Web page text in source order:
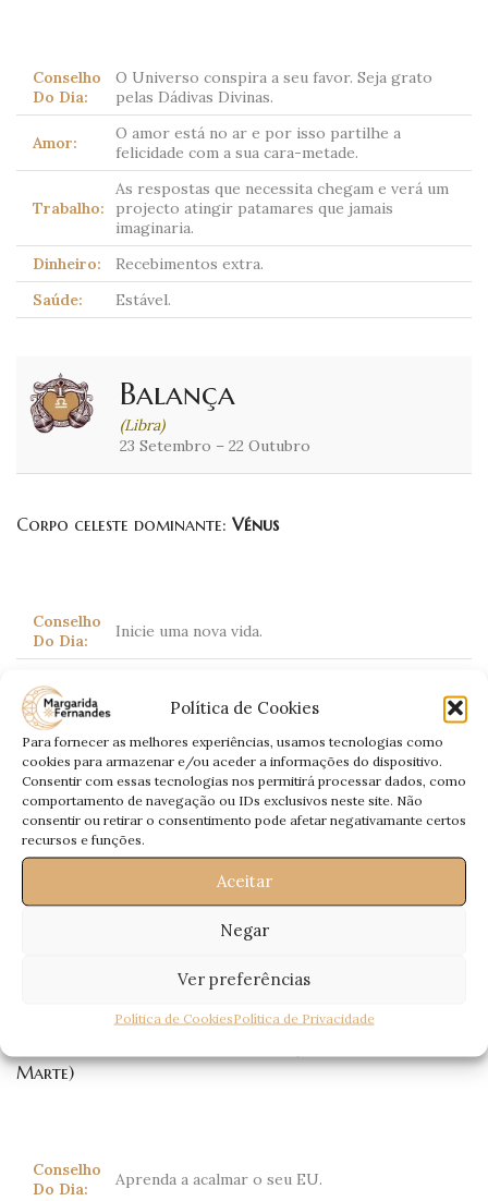
Política de Cookies
Para fornecer as melhores experiências, usamos tecnologias como
cookies para armazenar e/ou aceder a informações do dispositivo.
Consentir com essas tecnologias nos permitirá processar dados, como
comportamento de navegação ou IDs exclusivos neste site. Não
consentir ou retirar o consentimento pode afetar negativamante certos
recursos e funções.
Aceitar
Negar
Ver preferências
Política de CookiesPolítica de Privacidade
Conselho
Do Dia:
O Universo conspira a seu favor. Seja grato
pelas Dádivas Divinas.
Amor:
O amor está no ar e por isso partilhe a
felicidade com a sua cara-metade.
Trabalho:
As respostas que necessita chegam e verá um
projecto atingir patamares que jamais
imaginaria.
Dinheiro:
Recebimentos extra.
Saúde:
Estável.
Balança
(Libra)
23 Setembro – 22 Outubro
Corpo celeste dominante: Vénus
Conselho
Do Dia:
Inicie uma nova vida.
Amor:
amoroso que poderão dar notícias. No
entanto gira a sua vida em função do presente.
Trabalho: Dê boas vindas a novos projectos.
Dinheiro:
Acabe com despesas.
Saúde:
Sujeito a dores ósseas.
Escorpião
23 Outubro – 21 Novembro
Marte)
Conselho
Do Dia:
Aprenda a acalmar o seu EU.